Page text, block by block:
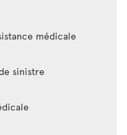
médicale
sinistre